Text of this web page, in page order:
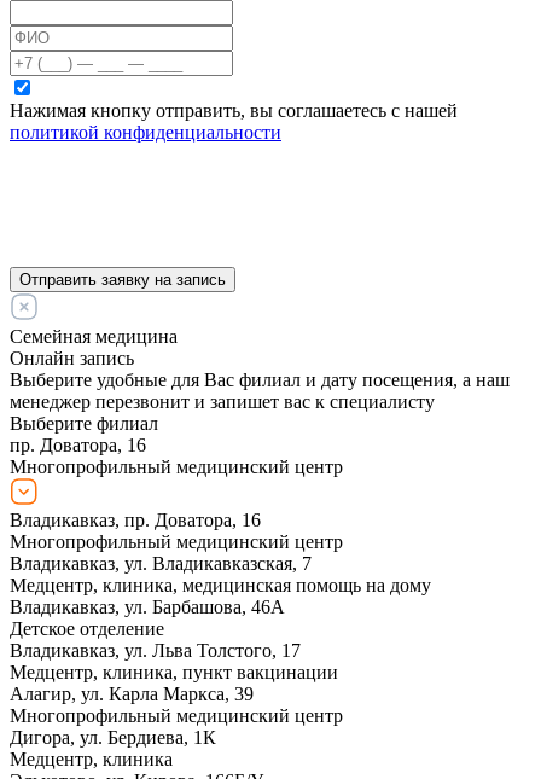
Нажимая кнопку отправить, вы соглашаетесь с нашей
политикой конфиденциальности
Отправить заявку на запись
Семейная медицина
Онлайн запись
Выберите удобные для Вас филиал и дату посещения, а наш
менеджер перезвонит и запишет вас к специалисту
Выберите филиал
пр. Доватора, 16
Многопрофильный медицинский центр
Владикавказ, пр. Доватора, 16
Многопрофильный медицинский центр
Владикавказ, ул. Владикавказская, 7
Медцентр, клиника, медицинская помощь на дому
Владикавказ, ул. Барбашова, 46А
Детское отделение
Владикавказ, ул. Льва Толстого, 17
Медцентр, клиника, пункт вакцинации
Алагир, ул. Карла Маркса, 39
Многопрофильный медицинский центр
Дигора, ул. Бердиева, 1К
Медцентр, клиника